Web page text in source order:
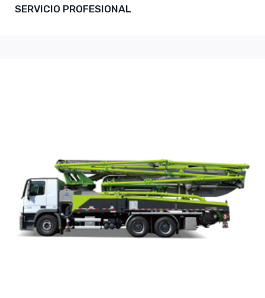
SERVICIO PROFESIONAL